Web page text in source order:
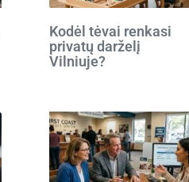
Kodėl tėvai renkasi
privatų darželį
Vilniuje?